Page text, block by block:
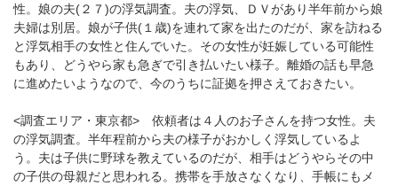
性。娘の夫(２７)の浮気調査。夫の浮気、ＤＶがあり半年前から娘
夫婦は別居。娘が子供(１歳)を連れて家を出たのだが、家を訪ねる
と浮気相手の女性と住んでいた。その女性が妊娠している可能性
もあり、どうやら家も急ぎで引き払いたい様子。離婚の話も早急
に進めたいようなので、今のうちに証拠を押さえておきたい。
<調査エリア・東京都> 依頼者は４人のお子さんを持つ女性。夫
の浮気調査。半年程前から夫の様子がおかしく浮気しているよ
う。夫は子供に野球を教えているのだが、相手はどうやらその中
の子供の母親だと思われる。携帯を手放さなくなり、手帳にもメ